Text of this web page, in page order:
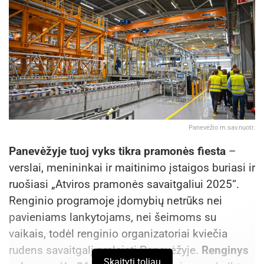
Panevėžio m.sav.nuotr.
Panevėžyje tuoj vyks tikra pramonės fiesta –
verslai, menininkai ir maitinimo įstaigos buriasi ir
ruošiasi „Atviros pramonės savaitgaliui 2025“.
Renginio programoje įdomybių netrūks nei
pavieniams lankytojams, nei šeimoms su
vaikais, todėl renginio organizatoriai kviečia
rudens savaitgalį praleisti Panevėžyje. Renginys